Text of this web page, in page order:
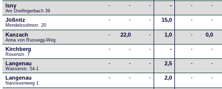
Isny
Am Dreifingerbach 39
- - - - - -
Jößnitz
Mendelssohnstr. 20
- - - 15,0 - -
Kanzach
Anna von Russegg-Weg
- 22,0 - 1,0 - 0,0
Kirchberg
Rosenstr. 7
- - - - - -
Langenau
Wasserstr. 54-1
- - - 2,5 - -
Langenau
Narzissenweg 1
- - - 2,0 - -